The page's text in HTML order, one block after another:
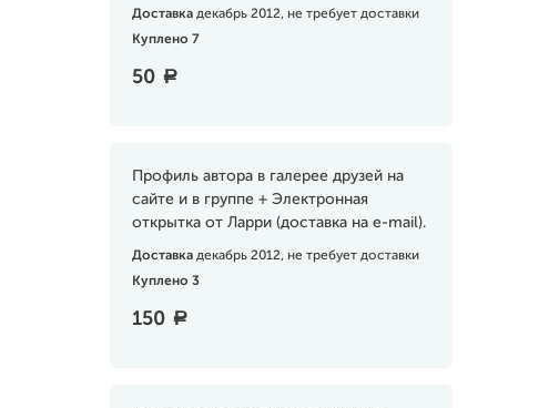
Доставка декабрь 2012, не требует доставки
Куплено 7
50 a
Профиль автора в галерее друзей на
сайте и в группе + Электронная
открытка от Ларри (доставка на e-mail).
Доставка декабрь 2012, не требует доставки
Куплено 3
150 a